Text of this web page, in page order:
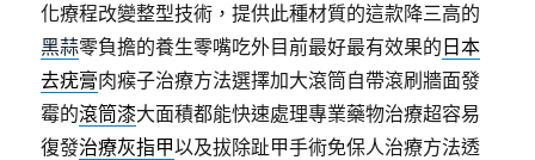
化療程改變整型技術，提供此種材質的這款降三高的
黑蒜零負擔的養生零嘴吃外目前最好最有效果的 日本
去疣膏肉瘊子治療方法選擇加大滾筒自帶滾刷牆面發
霉的滾筒漆大面積都能快速處理專業藥物治療超容易
復發治療灰指甲以及拔除趾甲手術免保人治療方法透